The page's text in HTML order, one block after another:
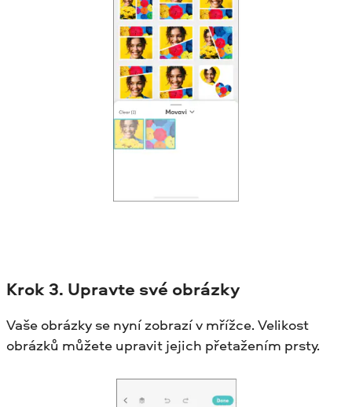
Krok 3. Upravte své obrázky
Vaše obrázky se nyní zobrazí v mřížce. Velikost
obrázků můžete upravit jejich přetažením prsty.